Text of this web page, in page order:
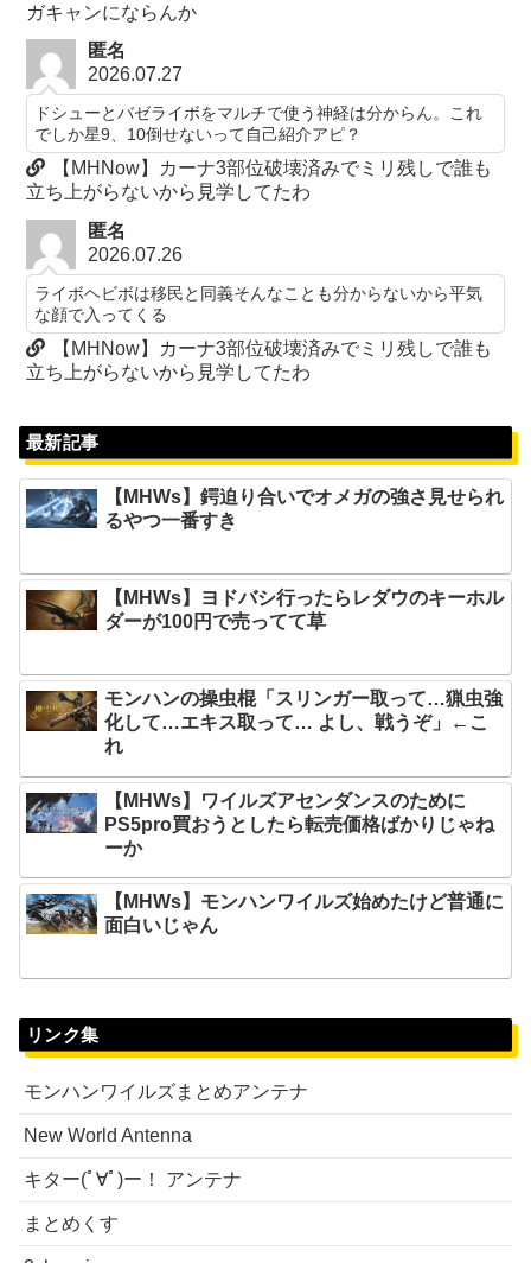
ガキャンにならんか
匿名
2026.07.27
ドシューとバゼライボをマルチで使う神経は分からん。これ
でしか星9、10倒せないって自己紹介アピ？
【MHNow】カーナ3部位破壊済みでミリ残しで誰も
立ち上がらないから見学してたわ
匿名
2026.07.26
ライボヘビボは移民と同義そんなことも分からないから平気
な顔で入ってくる
【MHNow】カーナ3部位破壊済みでミリ残しで誰も
立ち上がらないから見学してたわ
最新記事
【MHWs】鍔迫り合いでオメガの強さ見せられ
るやつ一番すき
【MHWs】ヨドバシ行ったらレダウのキーホル
ダーが100円で売ってて草
モンハンの操虫棍「スリンガー取って…猟虫強
化して…エキス取って… よし、戦うぞ」←こ
れ
【MHWs】ワイルズアセンダンスのために
PS5pro買おうとしたら転売価格ばかりじゃね
ーか
【MHWs】モンハンワイルズ始めたけど普通に
面白いじゃん
リンク集
モンハンワイルズまとめアンテナ
New World Antenna
キター(ﾟ∀ﾟ)ー！ アンテナ
まとめくす